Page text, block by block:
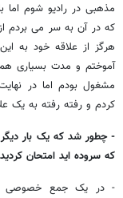
مذهبی در رادیو شوم
که در آن به سر می بردم
هرگز از علاقه خود به
آموختم و مدت بسیاری
مشغول بودم اما در
کردم و رفته رفته به یک
- چطور شد که یک بار دیگر
که سروده اید امتحان
- در یک جمع خصوصی